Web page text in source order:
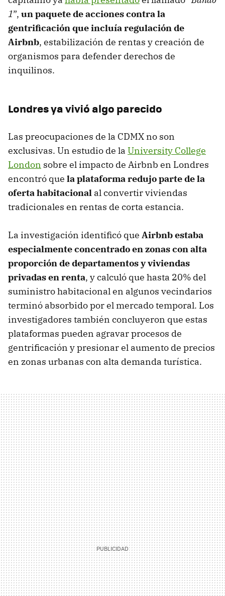
1”, un paquete de acciones contra la
gentrificación que incluía regulación de
Airbnb, estabilización de rentas y creación de
organismos para defender derechos de
inquilinos.
Londres ya vivió algo parecido
Las preocupaciones de la CDMX no son
exclusivas. Un estudio de la University College
London sobre el impacto de Airbnb en Londres
encontró que la plataforma redujo parte de la
oferta habitacional al convertir viviendas
tradicionales en rentas de corta estancia.
La investigación identificó que Airbnb estaba
especialmente concentrado en zonas con alta
proporción de departamentos y viviendas
privadas en renta, y calculó que hasta 20% del
suministro habitacional en algunos vecindarios
terminó absorbido por el mercado temporal. Los
investigadores también concluyeron que estas
plataformas pueden agravar procesos de
gentrificación y presionar el aumento de precios
en zonas urbanas con alta demanda turística.